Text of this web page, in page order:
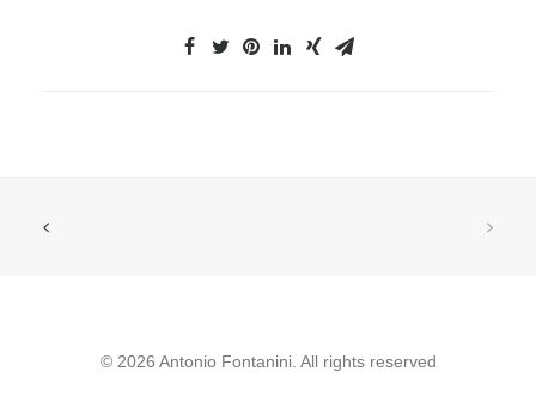
© 2026 Antonio Fontanini. All rights reserved